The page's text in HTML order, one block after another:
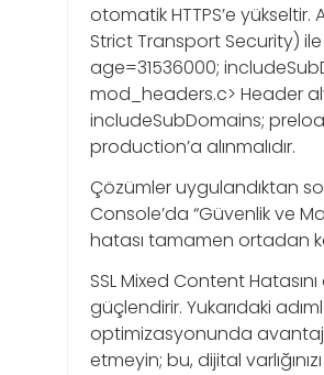
otomatik HTTPS’e yükseltir.
Strict Transport Security) ile
age=31536000;
mod_headers.c> Header
includeSubDomains;
production’a alınmalıdır.
Çözümler uygulandıktan
Console’da “Güvenlik ve
hatası tamamen ortadan
SSL Mixed Content
güçlendirir. Yukarıdaki
optimizasyonunda avantaj
etmeyin; bu, dijital